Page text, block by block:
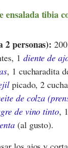
ensalada tibia
2 personas):
1 diente de
, 1 cucharadita
picado, 2
de colza
de vino tinto,
(al gusto).